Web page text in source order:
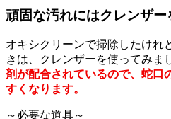
頑固な汚れにはクレンザー
オキシクリーンで掃除したけれ
きは、クレンザーを使ってみま
剤が配合されているので、蛇口
すくなります。
～必要な道具～